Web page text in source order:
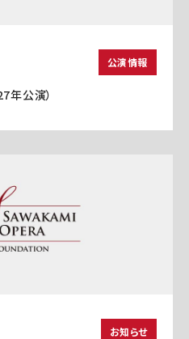
公演情報
年公演）
お知らせ